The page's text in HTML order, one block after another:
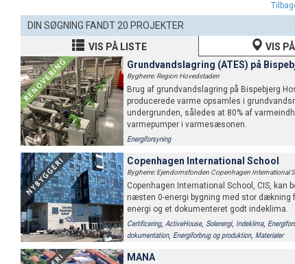
DIN SØGNING FANDT 20 PROJEKTER
VIS PÅ LISTE
VIS
Grundvandslagring (ATES) på
Bygherre: Region Hovedstaden
Brug af grundvandslagring på Bispebjerg
producerede varme opsamles i
undergrunden, således at 80% af
varmepumper i varmesæsonen.
Energiforsyning
Copenhagen International School
Bygherre: Ejendomsfonden Copenhagen International
Copenhagen International School, CIS, kan
næsten 0-energi bygning med stor dækning
energi og et dokumenteret godt indeklima.
Certificering, ActiveHouse, Solenergi, Indeklima,
dokumentation, Energiforbrug og produktion, Materialer
MANA